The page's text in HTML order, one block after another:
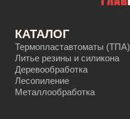
КАТАЛОГ
Термопластавтоматы (ТПА)
Литье резины и силикона
Деревообработка
Лесопиление
Металлообработка